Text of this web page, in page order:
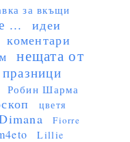
за вкъщи
... идеи
коментари
нещата от
празници
Робин Шарма
цветя
Fiorre
Lillie